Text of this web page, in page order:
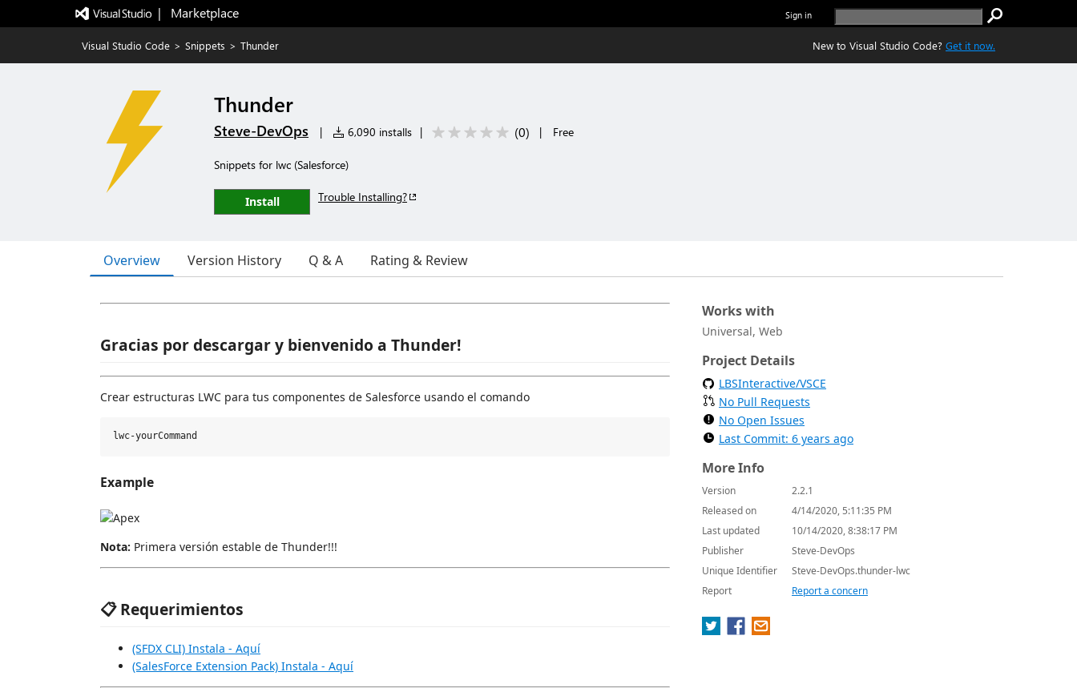
|   Marketplace Sign in
Visual Studio Code > Snippets > Thunder New to Visual Studio Code? Get it now.
Thunder
Steve-DevOps | 6,090 installs | (0) | Free
Snippets for lwc (Salesforce)
Install Trouble Installing?
Overview Version History Q & A Rating & Review
Gracias por descargar y bienvenido a Thunder!
Crear estructuras LWC para tus componentes de Salesforce usando el comando
Example
Nota: Primera versión estable de Thunder!!!
📋 Requerimientos
(SFDX CLI) Instala - Aquí
(SalesForce Extension Pack) Instala - Aquí
Works with
Universal, Web
Project Details
LBSInteractive/VSCE
No Pull Requests
No Open Issues
Last Commit: 6 years ago
More Info
Version
2.2.1
Released on
4/14/2020, 5:11:35 PM
Last updated
10/14/2020, 8:38:17 PM
Publisher
Steve-DevOps
Unique Identifier
Steve-DevOps.thunder-lwc
Report
Report a concern